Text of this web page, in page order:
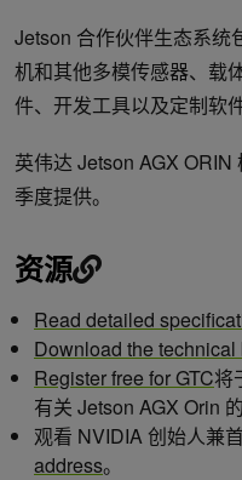
Jetson 合作伙伴生态系统
机和其他多模传感器、载
件、开发工具以及定制软
英伟达 Jetson AGX
季度提供。
资源
Read detailed
Download the technical
Register free for GTC将
有关 Jetson AGX Orin
观看 NVIDIA 创始人兼
address。